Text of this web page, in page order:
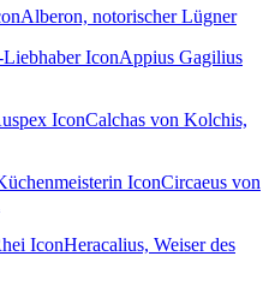
Alberon, notorischer Lügner
Appius Gagilius
Calchas von Kolchis,
Circaeus von
Heracalius, Weiser des